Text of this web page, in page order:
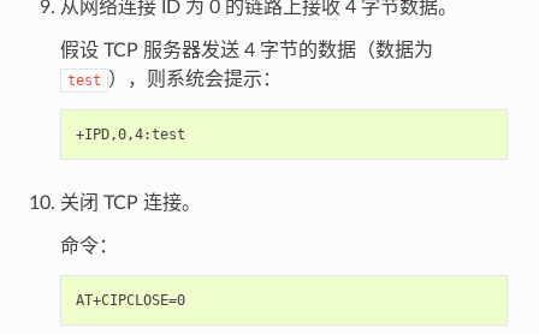
从网络连接 ID 为 0 的链路上接收 4 字节数据。
假设 TCP 服务器发送 4 字节的数据（数据为
test ），则系统会提示：
关闭 TCP 连接。
命令：
AT+CIPCLOSE=0